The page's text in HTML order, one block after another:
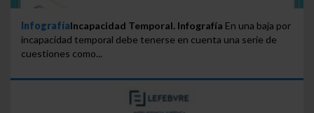
InfografíaIncapacidad Temporal. Infografía En una baja por
incapacidad temporal debe tenerse en cuenta una serie de
cuestiones como...